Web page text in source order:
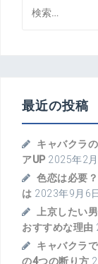
索:
最近の投稿
キャバクラ
アUP 2025年2
色恋は必要
は 2023年9月6
上京したい
おすすめな理由
キャバクラ
の4つの断り方